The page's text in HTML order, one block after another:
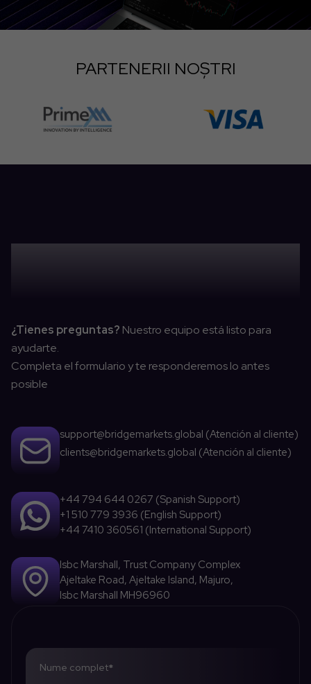
PARTENERII NOȘTRI
CONTACTAȚI-NE
¿Tienes preguntas? Nuestro equipo está listo para
ayudarte.
Completa el formulario y te responderemos lo antes
posible
support@bridgemarkets.global (Atención al cliente)
clients@bridgemarkets.global (Atención al cliente)
+44 794 644 0267 (Spanish Support)
+1 510 779 3936 (English Support)
+44 7410 360561 (International Support)
Isbc Marshall, Trust Company Complex
Ajeltake Road, Ajeltake Island, Majuro,
Isbc Marshall MH96960
Nume complet*